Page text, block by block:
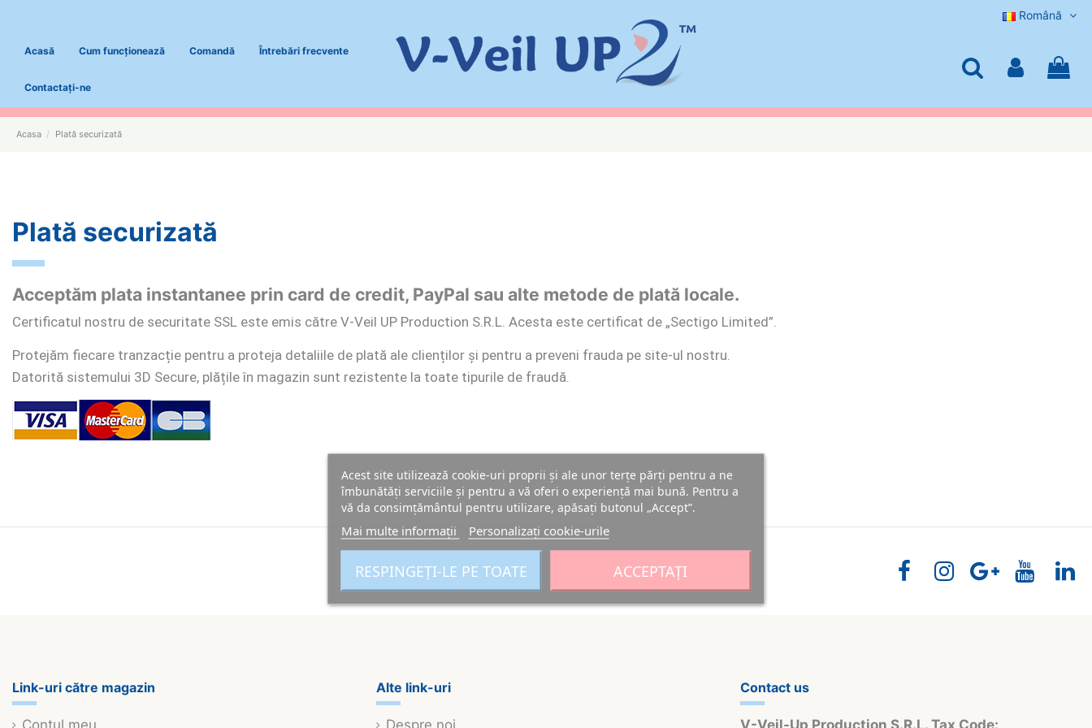
Română
Acasă Cum funcționează Comandă Întrebări frecvente
Contactați-ne
Acasa Plată securizată
Plată securizată
Acceptăm plata instantanee prin card de credit, PayPal sau alte metode de plată locale.
Certificatul nostru de securitate SSL este emis către V-Veil UP Production S.R.L. Acesta este certificat de „Sectigo Limited”.
Protejăm fiecare tranzacție pentru a proteja detaliile de plată ale clienților și pentru a preveni frauda pe site-ul nostru.
Datorită sistemului 3D Secure, plățile în magazin sunt rezistente la toate tipurile de fraudă.
Link-uri către magazin
Contul meu
Alte link-uri
Despre noi
Contact us
V-Veil-Up Production S.R.L. Tax Code:
Acest site utilizează cookie-uri proprii și ale unor terțe părți pentru a ne
îmbunătăți serviciile și pentru a vă oferi o experiență mai bună. Pentru a
vă da consimțământul pentru utilizare, apăsați butonul „Accept”.
Mai multe informații Personalizați cookie-urile
RESPINGEȚI-LE PE TOATE ACCEPTAȚI